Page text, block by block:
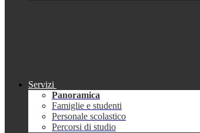
Servizi
Panoramica
Famiglie e studenti
Personale scolastico
Percorsi di studio